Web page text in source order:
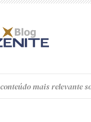
conteúdomais relevante